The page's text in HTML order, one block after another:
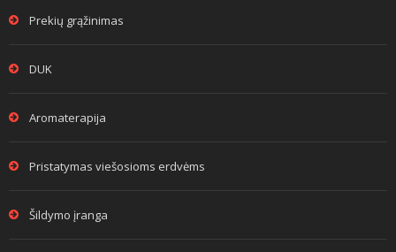
Prekių grąžinimas
DUK
Aromaterapija
Pristatymas viešosioms erdvėms
Šildymo įranga